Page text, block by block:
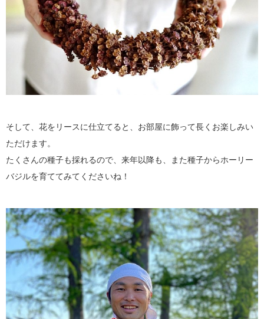
そして、花をリースに仕立てると、お部屋に飾って長くお楽しみい
ただけます。
たくさんの種子も採れるので、来年以降も、また種子からホーリー
バジルを育ててみてくださいね！